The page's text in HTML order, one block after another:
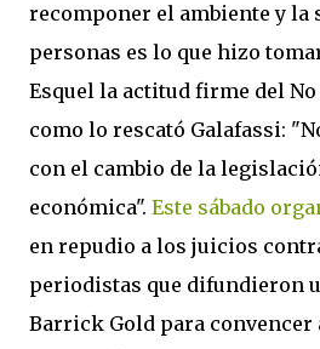
recomponer el ambiente y la
personas es lo que hizo
Esquel la actitud firme del
como lo rescató Galafassi:
con el cambio de la
económica". Este sábado
en repudio a los juicios
periodistas que difundieron
Barrick Gold para convencer